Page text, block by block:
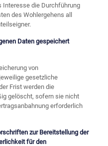
Interesse die Durchführung
des Wohlergehens all
Daten gespeichert
von
gesetzliche
Frist werden die
gelöscht, sofern sie nicht
erforderlich
zur Bereitstellung der
für den